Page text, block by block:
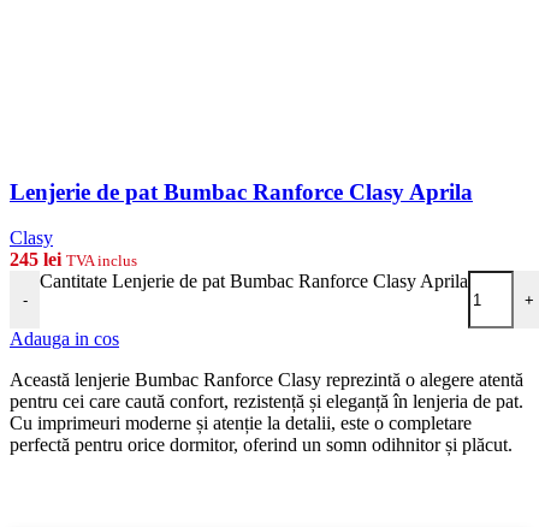
Lenjerie de pat Bumbac Ranforce Clasy Aprila
Clasy
245 lei TVA inclus
-
Cantitate Lenjerie de pat Bumbac Ranforce Clasy Aprila
+
Adauga in cos
Această lenjerie Bumbac Ranforce Clasy reprezintă o alegere atentă
pentru cei care caută confort, rezistență și eleganță în lenjeria de pat.
Cu imprimeuri moderne și atenție la detalii, este o completare
perfectă pentru orice dormitor, oferind un somn odihnitor și plăcut.